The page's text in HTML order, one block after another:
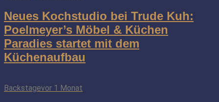
Neues Kochstudio bei Trude Kuh:
Poelmeyer’s Möbel & Küchen
Paradies startet mit dem
Küchenaufbau
Backstagevor 1 Monat